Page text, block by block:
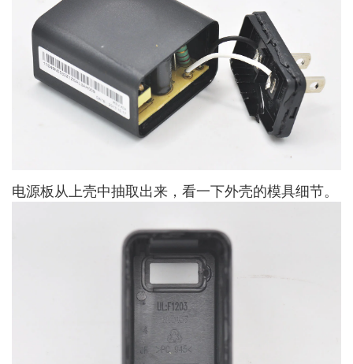
电源板从上壳中抽取出来，看一下外壳的模具细节。